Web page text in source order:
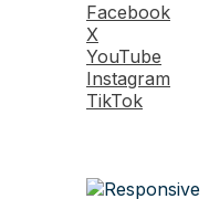
Facebook
X
YouTube
Instagram
TikTok